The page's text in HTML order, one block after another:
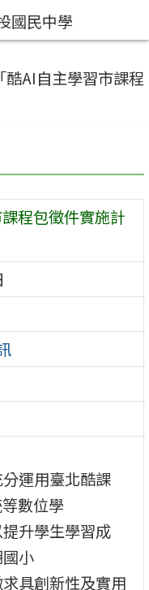
「酷AI自主學習市課程
課程包徵件實施計
運用臺北酷課
數位學
升學生學習成
小
具創新性及實用